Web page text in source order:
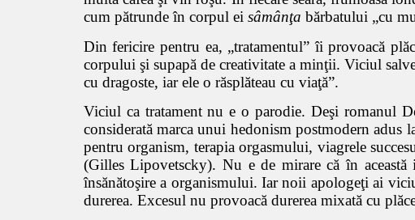
cum pătrunde în corpul ei sâmânţa bărbatului „cu
Din fericire pentru ea, „tratamentul” îi provoacă
corpului şi supapă de creativitate a minţii. Viciul
cu dragoste, iar ele o răsplăteau cu viaţă”.
Viciul ca tratament nu e o parodie. Deşi romanul
considerată marca unui hedonism postmodern
pentru organism, terapia orgasmului, viagrele
(Gilles Lipovetscky). Nu e de mirare că în
însănătoşire a organismului. Iar noii apologeţi ai
durerea. Excesul nu provoacă durerea mixată cu